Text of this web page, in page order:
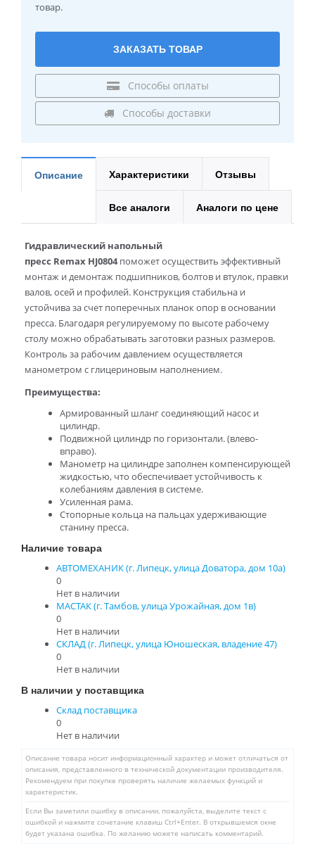
товар.
ЗАКАЗАТЬ ТОВАР
Способы оплаты
Способы доставки
Описание Характеристики Отзывы
Все аналоги Аналоги по цене
Гидравлический напольный
пресс Remax HJ0804поможет осуществить эффективный
монтаж и демонтаж подшипников, болтов и втулок, правки
валов, осей и профилей. Конструкция стабильна и
устойчива за счет поперечных планок опор в основании
пресса. Благодаря регулируемому по высоте рабочему
столу можно обрабатывать заготовки разных размеров.
Контроль за рабочим давлением осуществляется
манометром с глицериновым наполнением.
Преимущества:
Армированный шланг соединяющий насос и
цилиндр.
Подвижной цилиндр по горизонтали. (влево-
вправо).
Манометр на цилиндре заполнен компенсирующей
жидкостью, что обеспечивает устойчивость к
колебаниям давления в системе.
Усиленная рама.
Стопорные кольца на пальцах удерживающие
станину пресса.
Наличие товара
АВТОМЕХАНИК (г. Липецк, улица Доватора, дом 10а)
0
Нет в наличии
МАСТАК (г. Тамбов, улица Урожайная, дом 1в)
0
Нет в наличии
СКЛАД (г. Липецк, улица Юношеская, владение 47)
0
Нет в наличии
В наличии у поставщика
Склад поставщика
0
Нет в наличии
Описание товара носит информационный характер и может отличаться от
описания, представленного в технической документации производителя.
Рекомендуем при покупке проверять наличие желаемых функций и
характеристик.
Если Вы заметили ошибку в описании, пожалуйста, выделите текст с
ошибкой и нажмите сочетание клавиш Ctrl+Enter. В открывшемся окне
будет указана ошибка. По желанию можете написать комментарий.